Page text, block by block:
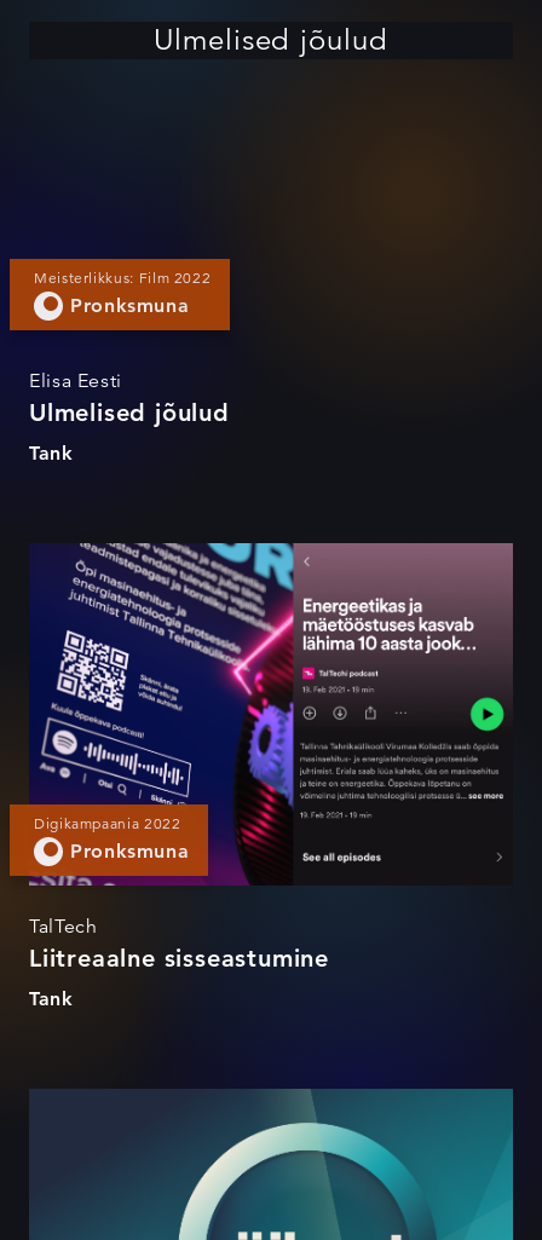
Ulmelised jõulud
Meisterlikkus: Film 2022
Pronksmuna
Elisa Eesti
Ulmelised jõulud
Tank
Liitreaalne sisseastumine
Digikampaania 2022
Pronksmuna
TalTech
Liitreaalne sisseastumine
Tank
Märka väikest